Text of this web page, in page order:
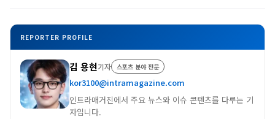
REPORTER PROFILE
김 용현기자 스포츠 분야 전문
kor3100@intramagazine.com
인트라매거진에서 주요 뉴스와 이슈 콘텐츠를 다루는 기
자입니다.